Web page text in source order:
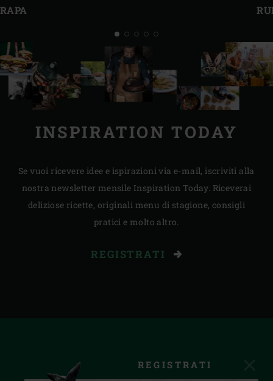
INSPIRATION TODAY
Se vuoi ricevere idee e ispirazioni via e-mail, iscriviti alla
nostra newsletter mensile Inspiration Today. Riceverai
deliziose ricette, originali menu di stagione, consigli
pratici e molto altro.
REGISTRATI
REGISTRATI